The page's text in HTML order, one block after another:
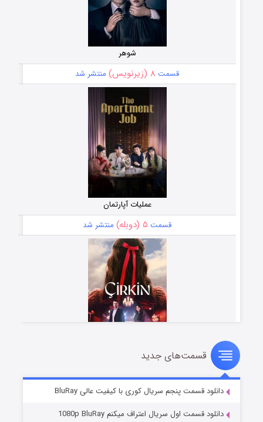
شوهر
قسمت ۸ (زیرنویس) منتشر شد
عملیات آپارتمان
قسمت ۵ (دوبله) منتشر شد
سریال زشت
قسمت۲ (زیرنویس) منتشر شد
قسمت‌های جدید
دانلود قسمت پنجم سریال کوری با کیفیت عالی BluRay
دانلود قسمت اول سریال اعتراف میکنم 1080p BluRay